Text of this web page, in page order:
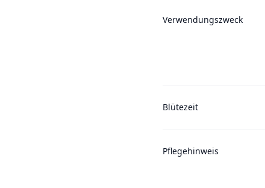
Verwendungszweck
Blütezeit
Pflegehinweis